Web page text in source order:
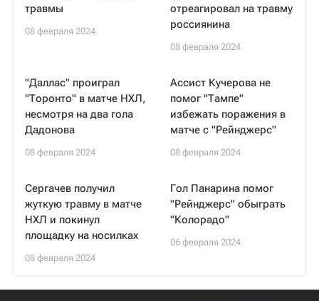
травмы
08 февраля 2024
отреагировал на травму
россиянина
08 февраля 2024
"Даллас" проиграл
"Торонто" в матче НХЛ,
несмотря на два гола
Дадонова
08 февраля 2024
Ассист Кучерова не
помог "Тампе"
избежать поражения в
матче с "Рейнджерс"
08 февраля 2024
Сергачев получил
жуткую травму в матче
НХЛ и покинул
площадку на носилках
08 февраля 2024
Гол Панарина помог
"Рейнджерс" обыграть
"Колорадо"
06 февраля 2024